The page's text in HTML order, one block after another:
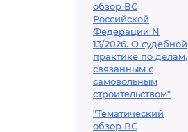
обзор ВС
Российской
Федерации N
13/2026. О судебной
практике по делам,
связанным с
самовольным
строительством"
"Тематический
обзор ВС